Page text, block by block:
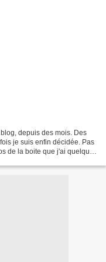
depuis des mois. Des
je suis enfin décidée. Pas
de la boite que j'ai quelque